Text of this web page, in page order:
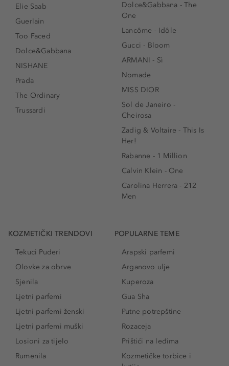
Elie Saab
Guerlain
Too Faced
Dolce&Gabbana
NISHANE
Prada
The Ordinary
Trussardi
Dolce&Gabbana - The
One
Lancôme - Idôle
Gucci - Bloom
ARMANI - Sì
Nomade
MISS DIOR
Sol de Janeiro -
Cheirosa
Zadig & Voltaire - This Is
Her!
Rabanne - 1 Million
Calvin Klein - One
Carolina Herrera - 212
Men
KOZMETIČKI TRENDOVI
Tekuci Puderi
Olovke za obrve
Sjenila
Ljetni parfemi
Ljetni parfemi ženski
Ljetni parfemi muški
Losioni za tijelo
Rumenila
POPULARNE TEME
Arapski parfemi
Arganovo ulje
Kuperoza
Gua Sha
Putne potrepštine
Rozaceja
Prištići na leđima
Kozmetičke torbice i